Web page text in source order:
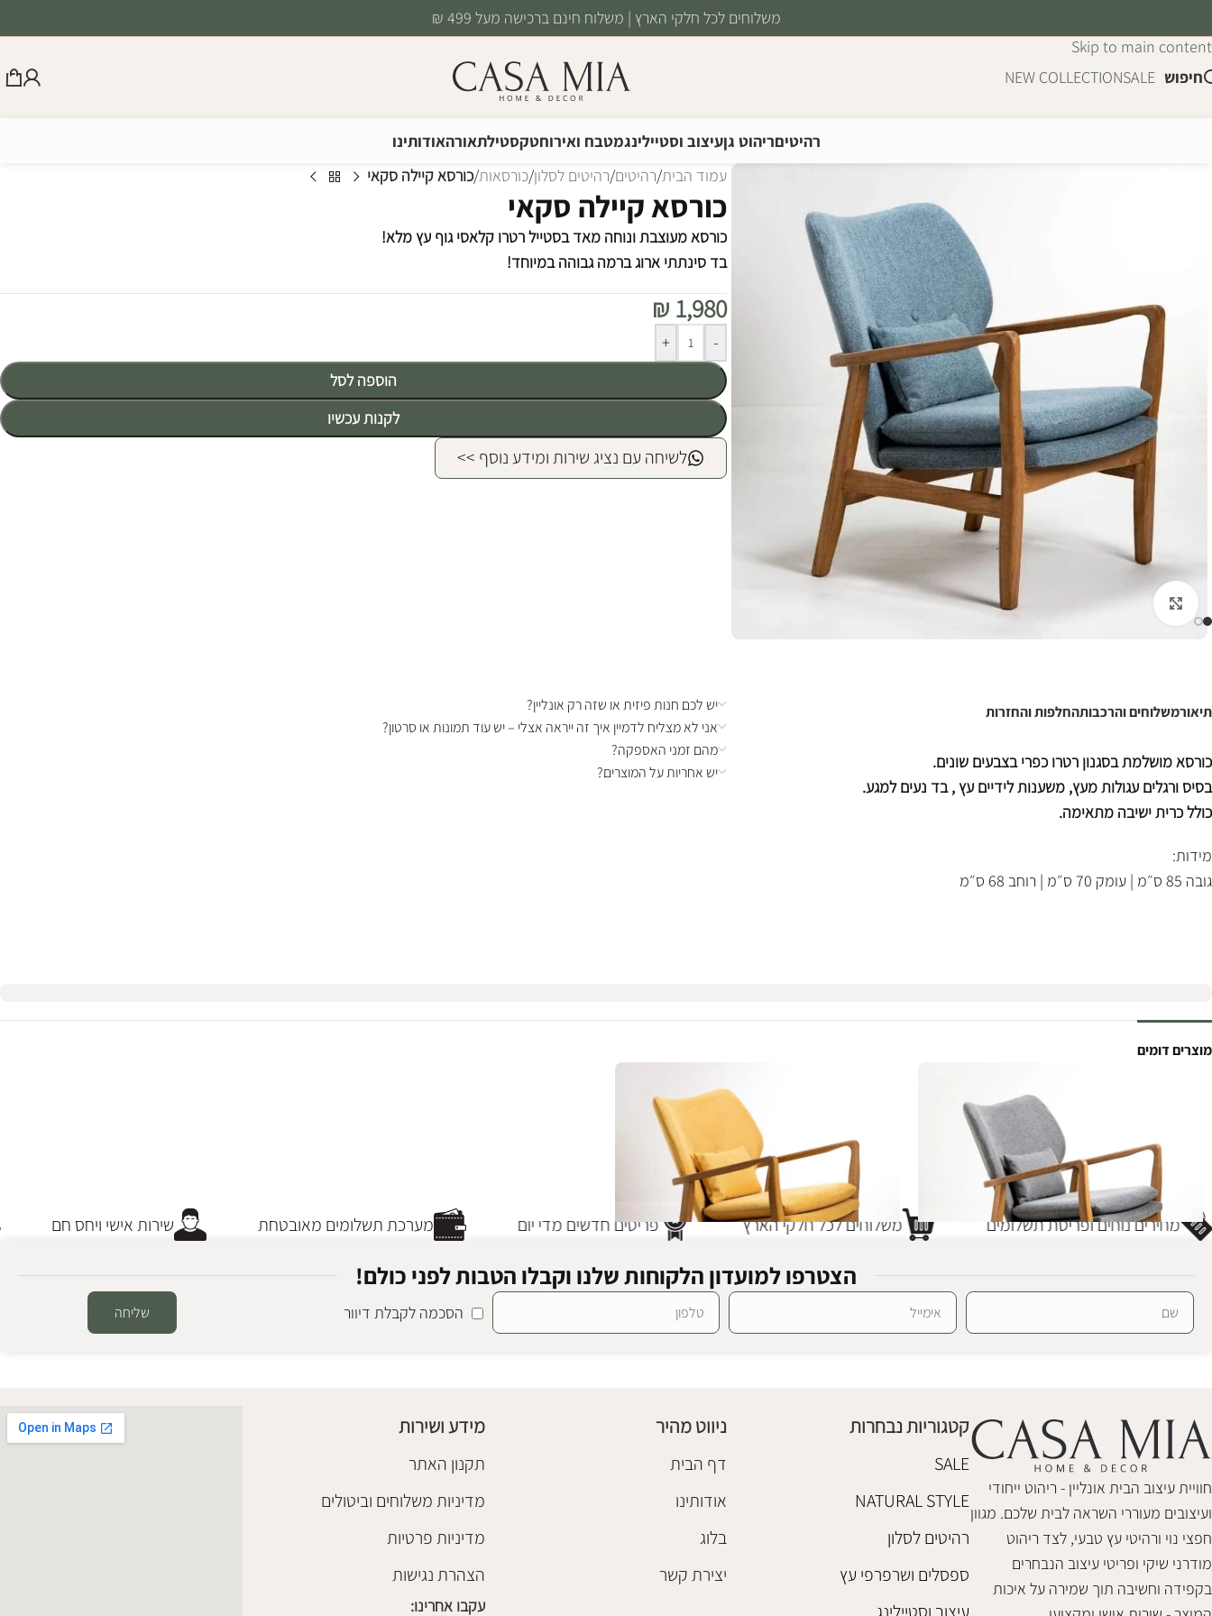
Skip to main content
משלוחים לכל חלקי הארץ | משלוח חינם ברכישה מעל 499 ₪
חיפוש SALE
NEW COLLECTION
רהיטיםריהוט גןעיצוב וסטיילינגמטבח ואירוחטקסטילתאורהאודותינו
לחצו להגדלה
עמוד הבית/רהיטים/רהיטים לסלון/כורסאות/כורסא קיילה סקאי
כורסא קיילה סקאי
כורסא מעוצבת ונוחה מאד בסטייל רטרו קלאסי גוף עץ מלא!
בד סינתתי ארוג ברמה גבוהה במיוחד!
₪ 1,980
-
+
הוספה לסל
לקנות עכשיו
Alternative:
לשיחה עם נציג שירות ומידע נוסף >>
תיאורמשלוחים והרכבותהחלפות והחזרות
כורסא מושלמת בסגנון רטרו כפרי בצבעים שונים.
בסיס ורגלים עגולות מעץ, משענות לידיים עץ , בד נעים למגע.
כולל כרית ישיבה מתאימה.
מידות:
גובה 85 ס״מ | עומק 70 ס״מ | רוחב 68 ס״מ
יש לכם חנות פיזית או שזה רק אונליין?
אני לא מצליח לדמיין איך זה ייראה אצלי – יש עוד תמונות או סרטון?
מהם זמני האספקה?
יש אחריות על המוצרים?
מוצרים דומים
₪ 1,980
הוספה לסל
₪1,980
שירות אישי ויחס חם מערכת תשלומים מאובטחת פריטים חדשים מדי יום משלוחים לכל חלקי הארץ מחירים נוחים ופריסת תשלומים
הצטרפו למועדון הלקוחות שלנו וקבלו הטבות לפני כולם!
הסכמה לקבלת דיוור שליחה
חוויית עיצוב הבית אונליין - ריהוט ייחודי
ועיצובים מעוררי השראה לבית שלכם. מגוון
חפצי נוי ורהיטי עץ טבעי, לצד ריהוט
מודרני שיקי ופריטי עיצוב הנבחרים
בקפידה וחשיבה תוך שמירה על איכות
קטגוריות נבחרות
SALE
NATURAL STYLE
רהיטים לסלון
ספסלים ושרפרפי עץ
ניווט מהיר
דף הבית
אודותינו
בלוג
יצירת קשר
מידע ושירות
תקנון האתר
מדיניות משלוחים וביטולים
מדיניות פרטיות
הצהרת נגישות
עקבו אחרינו: